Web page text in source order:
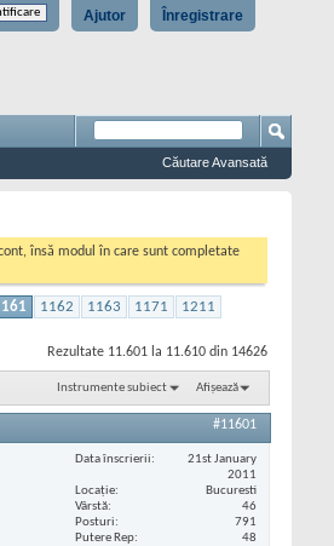
Înregistrare
Ajutor
Căutare Avansată
însă modul în care sunt completate
1162 1163 1171
1211
Rezultate 11.601 la 11.610 din 14626
Instrumente subiect Afișează
#11601
Data înscrierii
21st January
2011
Locaţie
Bucuresti
Vârstă
46
Posturi
791
Putere Rep
48